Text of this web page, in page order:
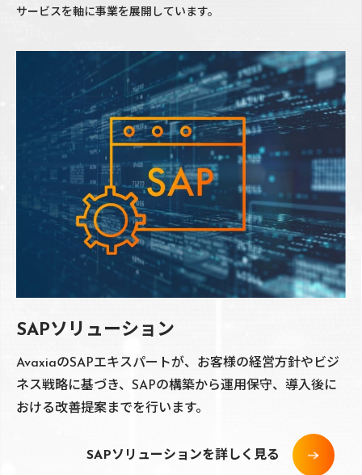
サービスを軸に事業を展開しています。
SAPソリューション
AvaxiaのSAPエキスパートが、お客様の経営方針やビジ
ネス戦略に基づき、SAPの構築から運用保守、導入後に
おける改善提案までを行います。
SAPソリューションを詳しく見る